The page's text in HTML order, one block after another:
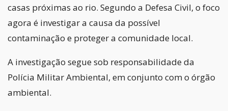
casas próximas ao rio. Segundo a Defesa Civil, o foco
agora é investigar a causa da possível
contaminação e proteger a comunidade local.
A investigação segue sob responsabilidade da
Polícia Militar Ambiental, em conjunto com o órgão
ambiental.